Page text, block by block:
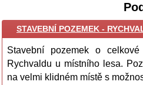
STAVEBNÍ POZEMEK -
Stavební pozemek o
Rychvaldu u místního lesa.
na velmi klidném místě s